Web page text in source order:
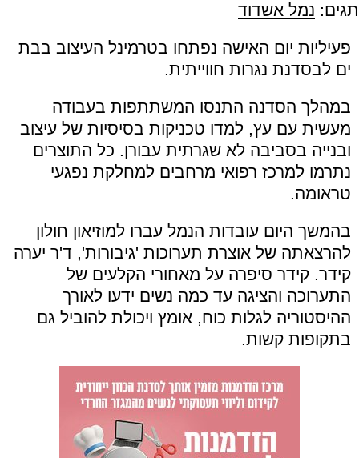
תגים: נמל אשדוד
פעיליות יום האישה נפתחו בטרמינל העיצוב בבת
ים לבסדנת נגרות חווייתית.
במהלך הסדנה התנסו המשתתפות בעבודה
מעשית עם עץ, למדו טכניקות בסיסיות של עיצוב
ובנייה בסביבה לא שגרתית עבורן. כל התוצרים
נתרמו למרכז רפואי מרחבים למחלקת נפגעי
טראומה.
בהמשך היום עובדות הנמל עברו למוזיאון חולון
להרצאתה של אוצרת תערוכות 'גיבורות', ד'ר יערה
קידר. קידר סיפרה על מאחורי הקלעים של
התערוכה והציגה עד כמה נשים ידעו לאורך
ההיסטוריה לגלות כוח, אומץ ויכולת להוביל גם
בתקופות קשות.